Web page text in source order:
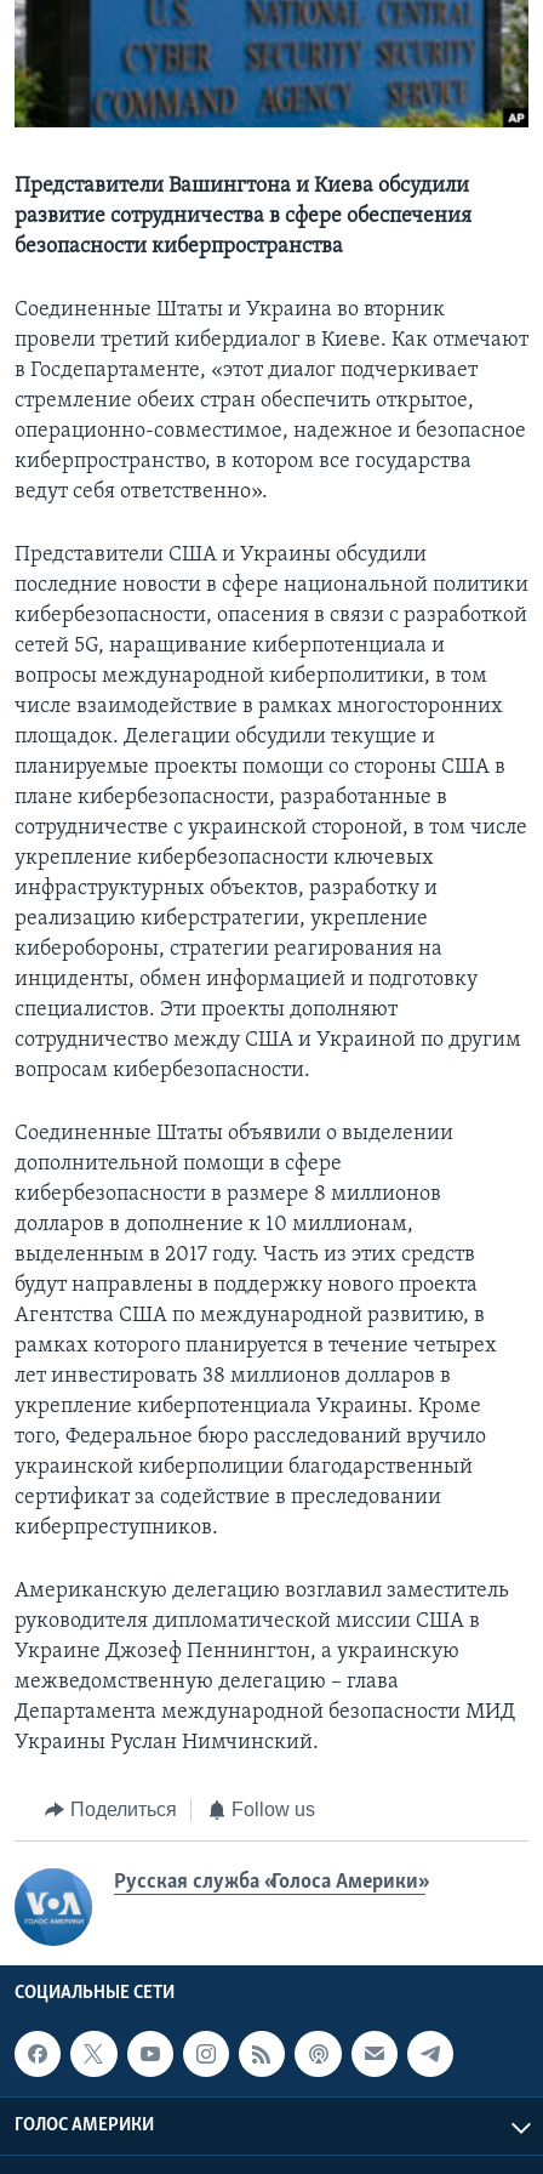
Learning English
СОЦИАЛЬНЫЕ СЕТИ
Языки
Представители Вашингтона и Киева обсудили
развитие сотрудничества в сфере обеспечения
безопасности киберпространства
Соединенные Штаты и Украина во вторник
провели третий кибердиалог в Киеве. Как отмечают
в Госдепартаменте, «этот диалог подчеркивает
стремление обеих стран обеспечить открытое,
операционно-совместимое, надежное и безопасное
киберпространство, в котором все государства
ведут себя ответственно».
Представители США и Украины обсудили
последние новости в сфере национальной политики
кибербезопасности, опасения в связи с разработкой
сетей 5G, наращивание киберпотенциала и
вопросы международной киберполитики, в том
числе взаимодействие в рамках многосторонних
площадок. Делегации обсудили текущие и
планируемые проекты помощи со стороны США в
плане кибербезопасности, разработанные в
сотрудничестве с украинской стороной, в том числе
укрепление кибербезопасности ключевых
инфраструктурных объектов, разработку и
реализацию киберстратегии, укрепление
киберобороны, стратегии реагирования на
инциденты, обмен информацией и подготовку
специалистов. Эти проекты дополняют
сотрудничество между США и Украиной по другим
вопросам кибербезопасности.
Соединенные Штаты объявили о выделении
дополнительной помощи в сфере
кибербезопасности в размере 8 миллионов
долларов в дополнение к 10 миллионам,
выделенным в 2017 году. Часть из этих средств
будут направлены в поддержку нового проекта
Агентства США по международной развитию, в
рамках которого планируется в течение четырех
лет инвестировать 38 миллионов долларов в
укрепление киберпотенциала Украины. Кроме
того, Федеральное бюро расследований вручило
украинской киберполиции благодарственный
сертификат за содействие в преследовании
киберпреступников.
Американскую делегацию возглавил заместитель
руководителя дипломатической миссии США в
Украине Джозеф Пеннингтон, а украинскую
межведомственную делегацию – глава
Департамента международной безопасности МИД
Украины Руслан Нимчинский.
Поделиться Follow us
Русская служба «Голоса Америки»
СОЦИАЛЬНЫЕ СЕТИ
ГОЛОС АМЕРИКИ